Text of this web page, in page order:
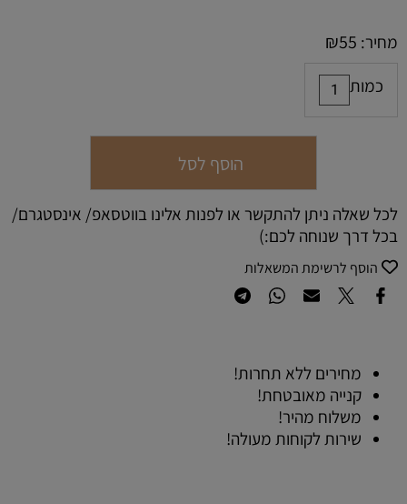
מחיר: ₪55
כמות
הוסף לסל
לכל שאלה ניתן להתקשר או לפנות אלינו בווטסאפ/ אינסטגרם/
בכל דרך שנוחה לכם:)
הוסף לרשימת המשאלות
מחירים ללא תחרות!
קנייה מאובטחת!
משלוח מהיר!
שירות לקוחות מעולה!